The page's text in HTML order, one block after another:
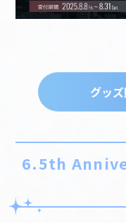
グッ
6.5th